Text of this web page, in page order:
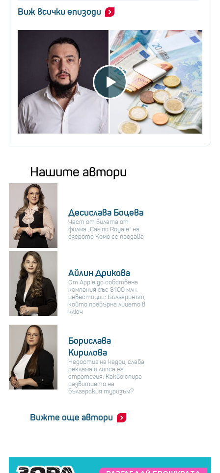
Виж всички епизоди
Нашите автори
Десислава Боцева
Част от вилата от
филма „Casino Royale“ на
езерото Комо се продава
Айлин Дрикова
От Apple до собствена
компания със $100 млн.
инвестиции: Българинът,
който превърна лицето в
ключ
Борислава
Кирилова
Недостиг на кадри, слаба
реклама и липса на
стратегия: Какво спира
развитието на
българския туризъм?
Вижте още автори